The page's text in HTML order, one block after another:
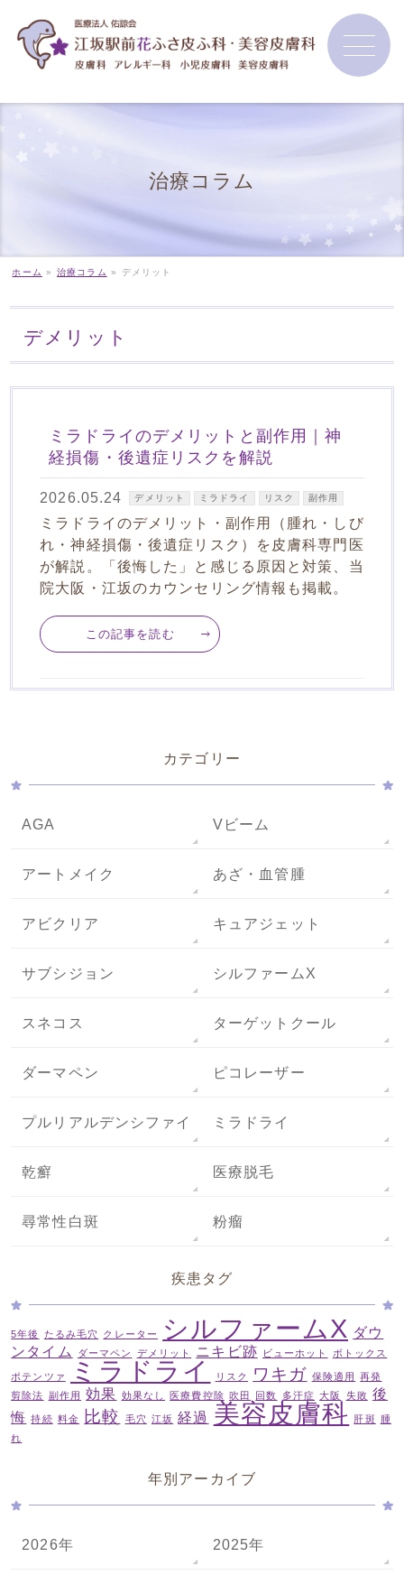
治療コラム
ホーム » 治療コラム » デメリット
デメリット
ミラドライのデメリットと副作用｜神
経損傷・後遺症リスクを解説
2026.05.24 デメリット ミラドライ リスク 副作用
ミラドライのデメリット・副作用（腫れ・しび
れ・神経損傷・後遺症リスク）を皮膚科専門医
が解説。「後悔した」と感じる原因と対策、当
院大阪・江坂のカウンセリング情報も掲載。
この記事を読む
カテゴリー
AGA Vビーム
アートメイク あざ・血管腫
アビクリア キュアジェット
サブシジョン シルファームX
スネコス ターゲットクール
ダーマペン ピコレーザー
プルリアルデンシファイ ミラドライ
乾癬 医療脱毛
尋常性白斑 粉瘤
疾患タグ
5年後 たるみ毛穴 クレーター シルファームX ダウ
ンタイム
ダーマペン デメリット ニキビ跡 ビューホット ボトックス
ポテンツァ ミラドライ リスク ワキガ 保険適用
再発
剪除法 副作用 効果 効果なし 医療費控除 吹田 回数 多汗症 大阪 失敗 後
悔 持続 料金 比較 毛穴 江坂 経過 美容皮膚科 肝斑 腫
れ
年別アーカイブ
2026年 2025年